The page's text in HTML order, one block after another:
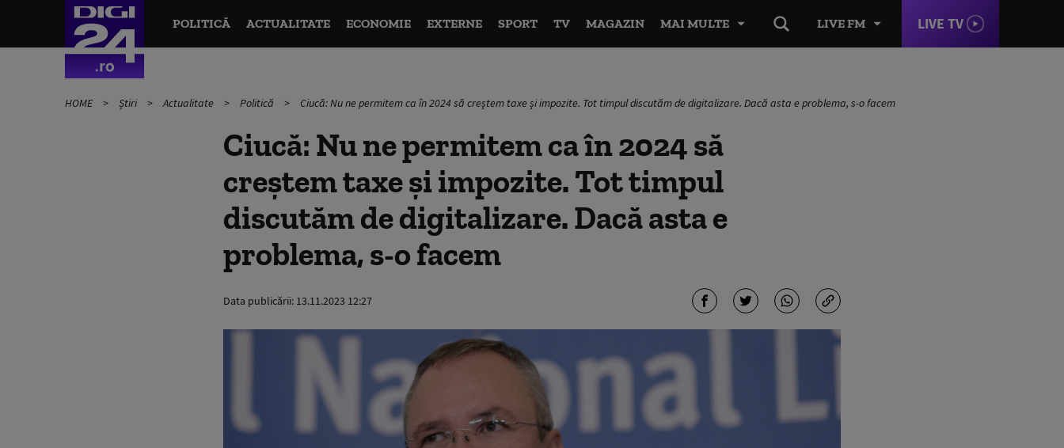
LIVE FM LIVE TV
POLITICĂ ACTUALITATE ECONOMIE EXTERNE SPORT TV MAGAZIN MAI MULTE
HOME Știri Actualitate Politică Ciucă: Nu ne permitem ca în 2024 să creştem taxe și impozite. Tot timpul discutăm de digitalizare. Dacă asta e problema, s-o facem
Ciucă: Nu ne permitem ca în 2024 să
creştem taxe și impozite. Tot timpul
discutăm de digitalizare. Dacă asta e
problema, s-o facem
Data publicării: 13.11.2023 12:27